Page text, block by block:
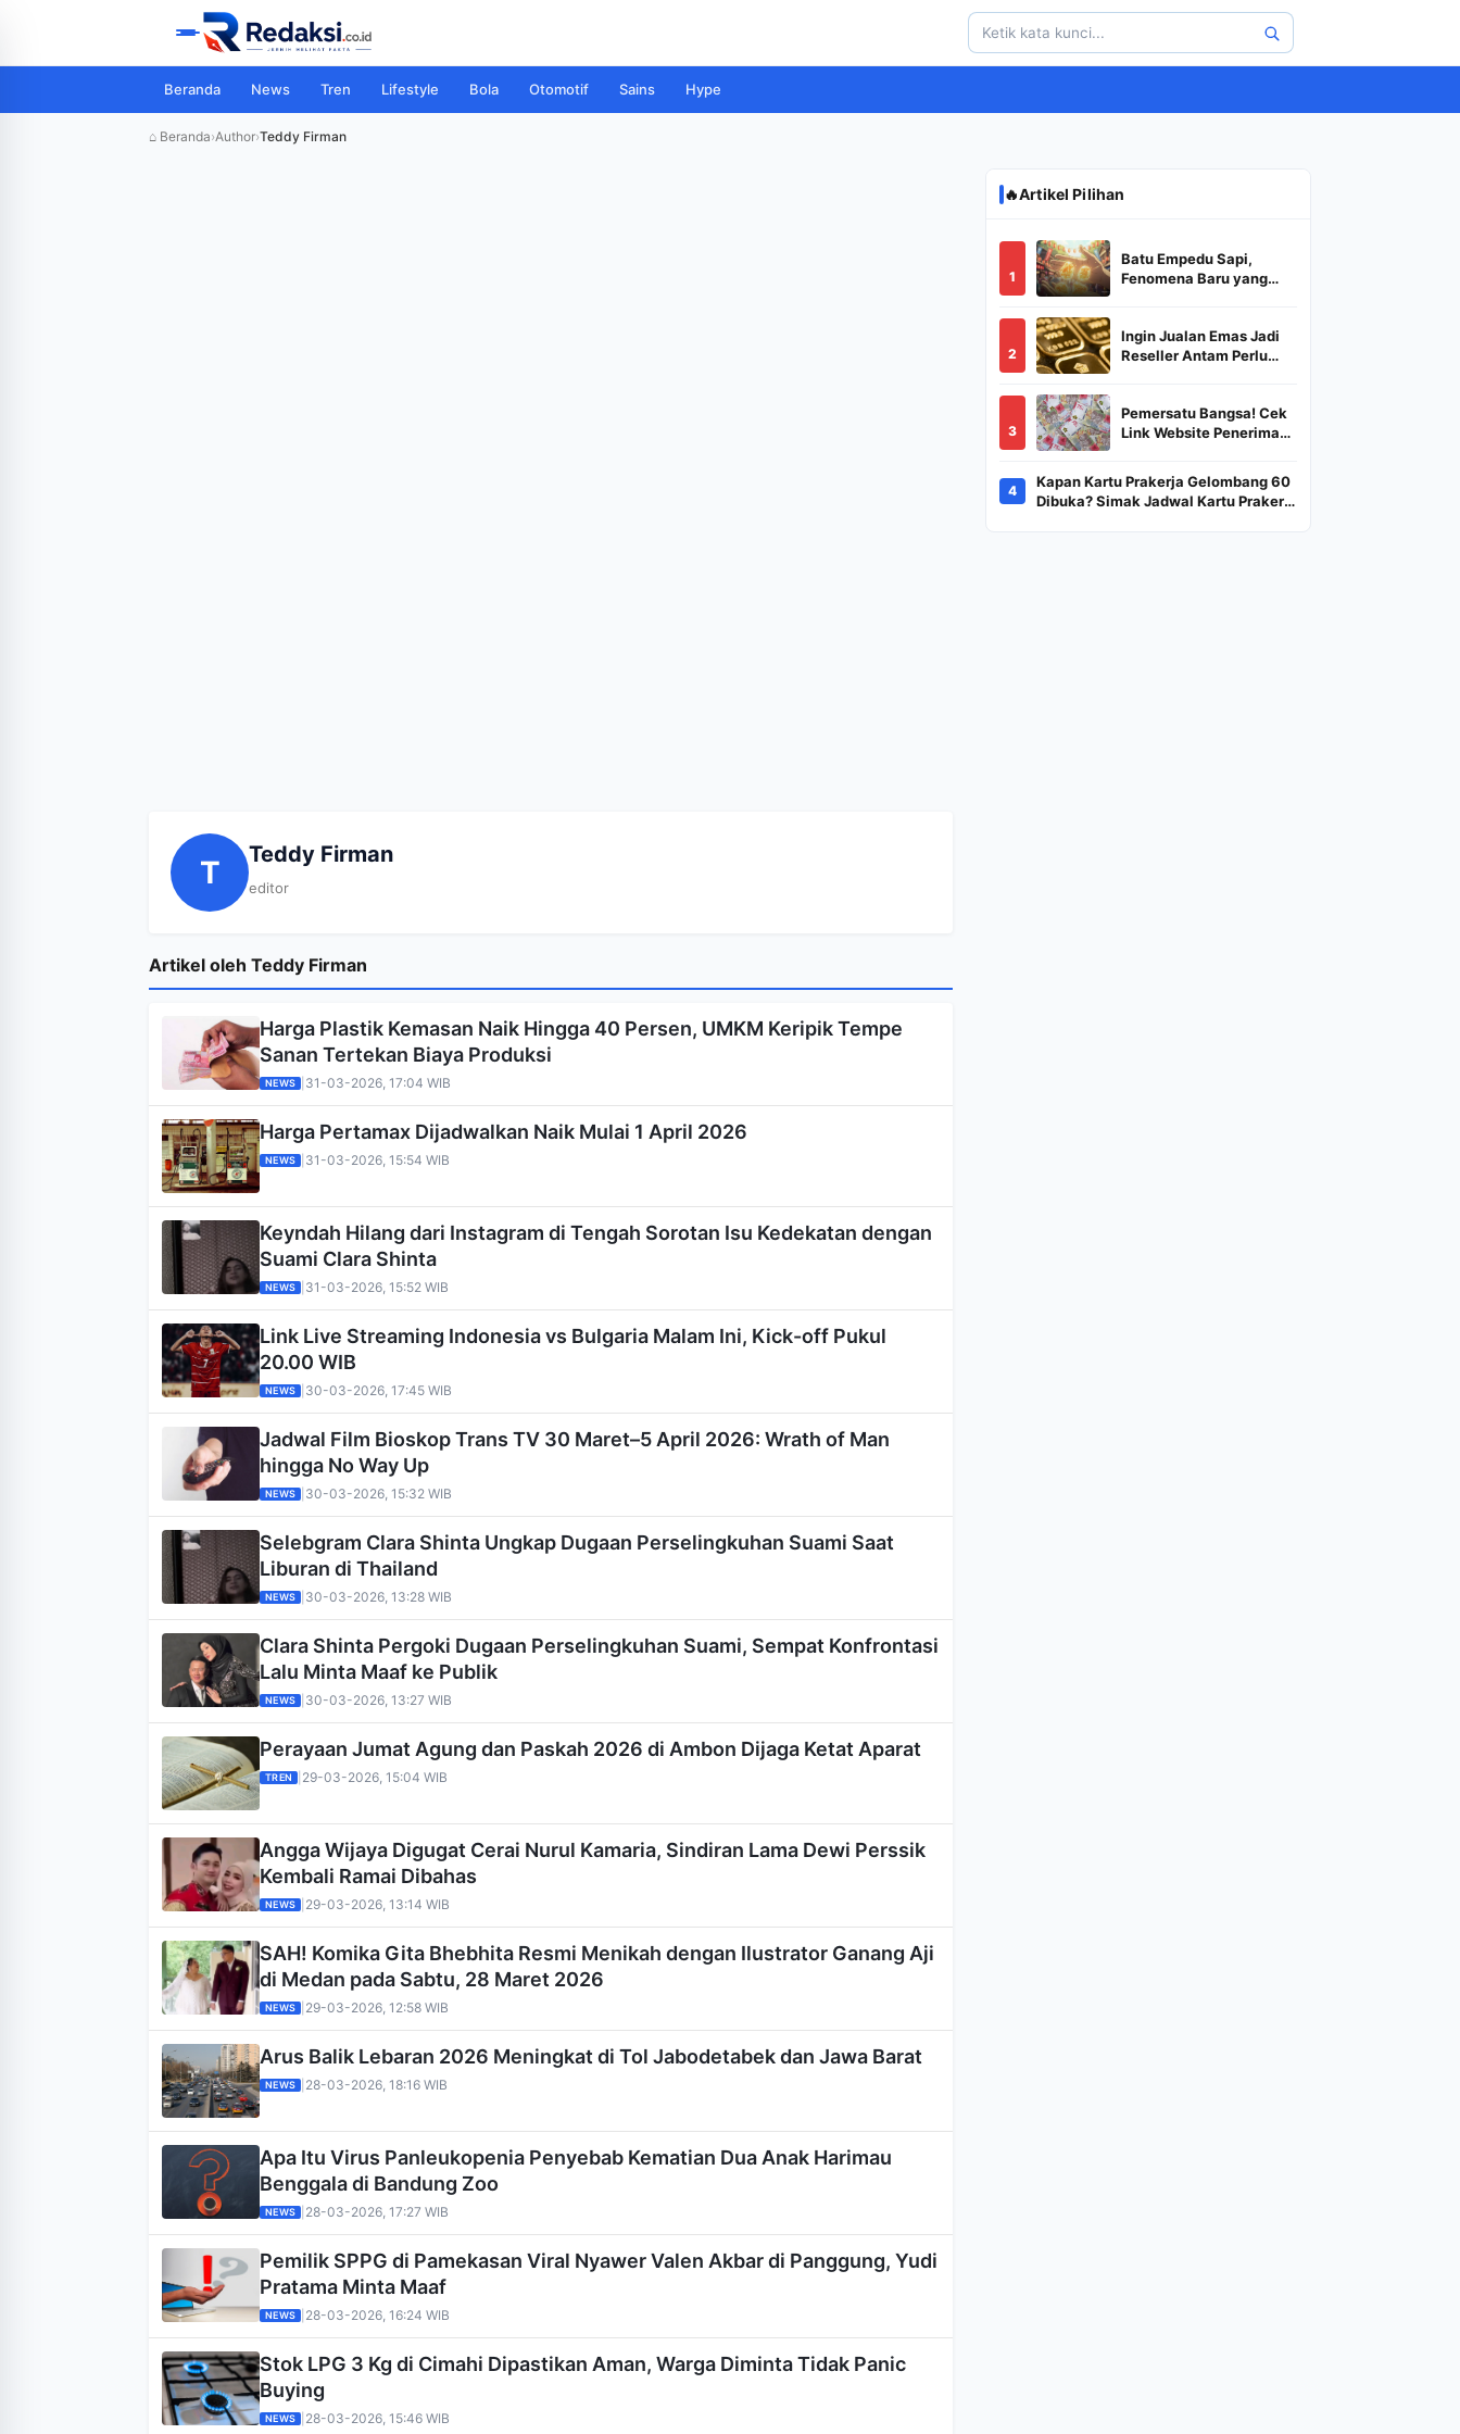
Beranda News Tren Lifestyle Bola Otomotif Sains Hype
⌂ Beranda›Author›Teddy Firman
T Teddy Firman
editor
Artikel oleh Teddy Firman
Harga Plastik Kemasan Naik Hingga 40 Persen, UMKM Keripik Tempe
Sanan Tertekan Biaya Produksi
NEWS 31-03-2026, 17:04 WIB
Harga Pertamax Dijadwalkan Naik Mulai 1 April 2026
NEWS 31-03-2026, 15:54 WIB
Keyndah Hilang dari Instagram di Tengah Sorotan Isu Kedekatan dengan
Suami Clara Shinta
NEWS 31-03-2026, 15:52 WIB
Link Live Streaming Indonesia vs Bulgaria Malam Ini, Kick-off Pukul
20.00 WIB
NEWS 30-03-2026, 17:45 WIB
Jadwal Film Bioskop Trans TV 30 Maret–5 April 2026: Wrath of Man
hingga No Way Up
NEWS 30-03-2026, 15:32 WIB
Selebgram Clara Shinta Ungkap Dugaan Perselingkuhan Suami Saat
Liburan di Thailand
NEWS 30-03-2026, 13:28 WIB
Clara Shinta Pergoki Dugaan Perselingkuhan Suami, Sempat Konfrontasi
Lalu Minta Maaf ke Publik
NEWS 30-03-2026, 13:27 WIB
Perayaan Jumat Agung dan Paskah 2026 di Ambon Dijaga Ketat Aparat
TREN 29-03-2026, 15:04 WIB
Angga Wijaya Digugat Cerai Nurul Kamaria, Sindiran Lama Dewi Perssik
Kembali Ramai Dibahas
NEWS 29-03-2026, 13:14 WIB
SAH! Komika Gita Bhebhita Resmi Menikah dengan Ilustrator Ganang Aji
di Medan pada Sabtu, 28 Maret 2026
NEWS 29-03-2026, 12:58 WIB
Arus Balik Lebaran 2026 Meningkat di Tol Jabodetabek dan Jawa Barat
NEWS 28-03-2026, 18:16 WIB
Apa Itu Virus Panleukopenia Penyebab Kematian Dua Anak Harimau
Benggala di Bandung Zoo
NEWS 28-03-2026, 17:27 WIB
Pemilik SPPG di Pamekasan Viral Nyawer Valen Akbar di Panggung, Yudi
Pratama Minta Maaf
NEWS 28-03-2026, 16:24 WIB
Stok LPG 3 Kg di Cimahi Dipastikan Aman, Warga Diminta Tidak Panic
Buying
NEWS 28-03-2026, 15:46 WIB
🔥Artikel Pilihan
1
Batu Empedu Sapi,
Fenomena Baru yang
2
Ingin Jualan Emas Jadi
Reseller Antam Perlu
Bagaimana
Prosedurnya?
3
Pemersatu Bangsa! Cek
Link Website Penerima
Dana Rp600 Ribu Rupiah
4
Kapan Kartu Prakerja Gelombang 60
Dibuka? Simak Jadwal Kartu Prakerja